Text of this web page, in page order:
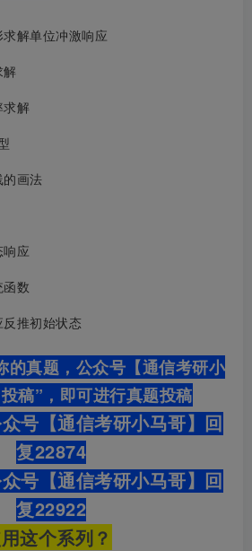
解单位冲激响应
解
求解
画法
应
数
推初始状态
的真题，公众号【通信考研小
稿”，即可进行真题投稿
号【通信考研小马哥】回
复22874
号【通信考研小马哥】回
复22922
这个系列？